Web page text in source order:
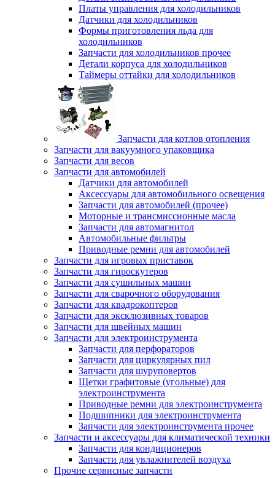
Платы управления для холодильников
Датчики для холодильников
Формы приготовления льда для
холодильников
Запчасти для холодильников прочее
Детали корпуса для холодильников
Таймеры оттайки для холодильников
Запчасти для котлов отопления
Запчасти для вакуумного упаковщика
Запчасти для весов
Запчасти для автомобилей
Датчики для автомобилей
Аксессуары для автомобильного освещения
Запчасти для автомобилей (прочее)
Моторные и трансмиссионные масла
Запчасти для автомагнитол
Автомобильные фильтры
Приводные ремни для автомобилей
Запчасти для игровых приставок
Запчасти для гироскутеров
Запчасти для сушильных машин
Запчасти для сварочного оборудования
Запчасти для квадрокоптеров
Запчасти для эксклюзивных товаров
Запчасти для швейных машин
Запчасти для электроинструмента
Запчасти для перфораторов
Запчасти для циркулярных пил
Запчасти для шуруповертов
Щетки графитовые (угольные) для
электроинструмента
Приводные ремни для электроинструмента
Подшипники для электроинструмента
Запчасти для электроинструмента прочее
Запчасти и аксессуары для климатической техники
Запчасти для кондиционеров
Запчасти для увлажнителей воздуха
Прочие сервисные запчасти